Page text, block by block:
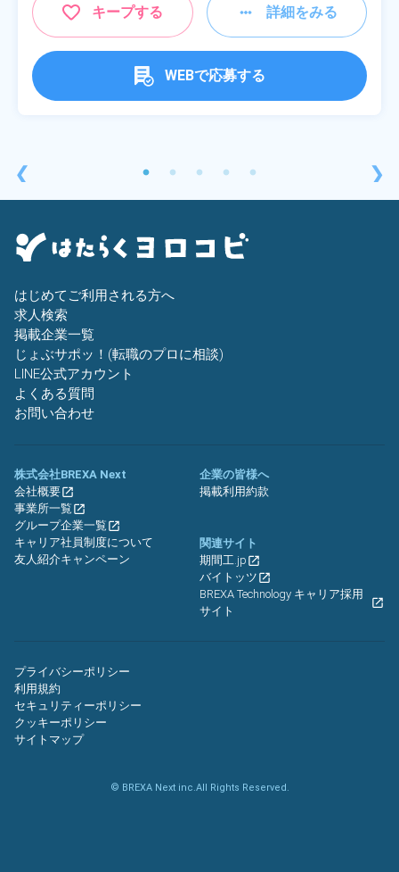
❮
キープする 詳細をみる
WEBで応募する
❯
はじめてご利用される方へ
求人検索
掲載企業一覧
じょぶサポッ！(転職のプロに相談)
LINE公式アカウント
よくある質問
お問い合わせ
株式会社BREXA Next
会社概要
事業所一覧
グループ企業一覧
キャリア社員制度について
友人紹介キャンペーン
企業の皆様へ
掲載利用約款
関連サイト
期間工.jp
バイトッツ
BREXA Technology キャリア採用
サイト
プライバシーポリシー
利用規約
セキュリティーポリシー
クッキーポリシー
サイトマップ
© BREXA Next inc.All Rights Reserved.